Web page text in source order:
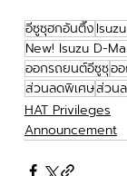
อีซูซุฮกอันตึ๊ง
New! Isuzu D-
ออกรถยนต์อีซูซุอ
ส่วนลดพิเศษส่วน
HAT Privileges
Announcement